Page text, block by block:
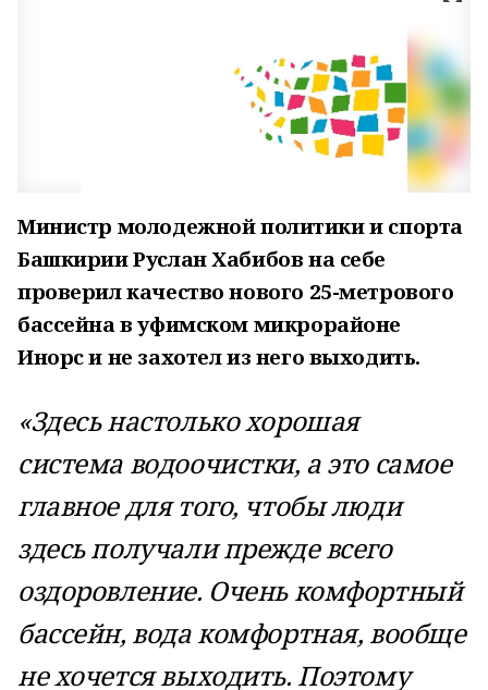
Министр молодежной политики и спорта
Башкирии Руслан Хабибов на себе
проверил качество нового 25-метрового
бассейна в уфимском микрорайоне
Инорс и не захотел из него выходить.
«Здесь настолько хорошая
система водоочистки, а это самое
главное для того, чтобы люди
здесь получали прежде всего
оздоровление. Очень комфортный
бассейн, вода комфортная, вообще
не хочется выходить. Поэтому